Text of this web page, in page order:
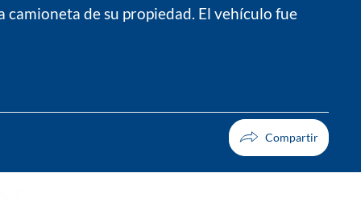
de su propiedad. El vehículo fue